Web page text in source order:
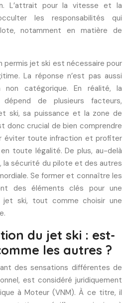
L’attrait pour la vitesse et la
les responsabilités qui
notamment en matière de
permis jet ski est nécessaire pour
La réponse n’est pas aussi
non catégorique. En réalité, la
de plusieurs facteurs,
ski, sa puissance et la zone de
donc crucial de bien comprendre
éviter toute infraction et profiter
toute légalité. De plus, au-delà
la sécurité du pilote et des autres
Se former et connaître les
des éléments clés pour une
jet ski, tout comme choisir une
du jet ski : est-
les autres ?
des sensations différentes de
est considéré juridiquement
à Moteur (VNM). À ce titre, il